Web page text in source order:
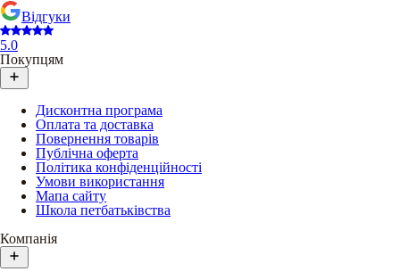
Відгуки
5.0
Покупцям
Дисконтна програма
Оплата та доставка
Повернення товарів
Публічна оферта
Політика конфіденційності
Умови використання
Мапа сайту
Школа петбатьківства
Компанія